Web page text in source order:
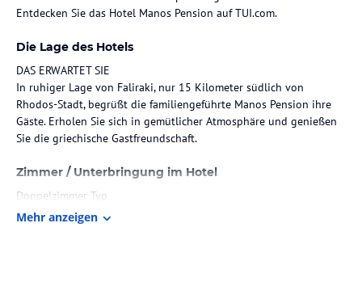
Entdecken Sie das Hotel Manos Pension auf TUI.com.
Die Lage des Hotels
DAS ERWARTET SIE
In ruhiger Lage von Faliraki, nur 15 Kilometer südlich von
Rhodos-Stadt, begrüßt die familiengeführte Manos Pension ihre
Gäste. Erholen Sie sich in gemütlicher Atmosphäre und genießen
Sie die griechische Gastfreundschaft.
Zimmer / Unterbringung im Hotel
Doppelzimmer Typ
DZX1 – Doppelzimmer. im Hauptgebäude, ca. 16 - 20 m²,
Mehr anzeigen